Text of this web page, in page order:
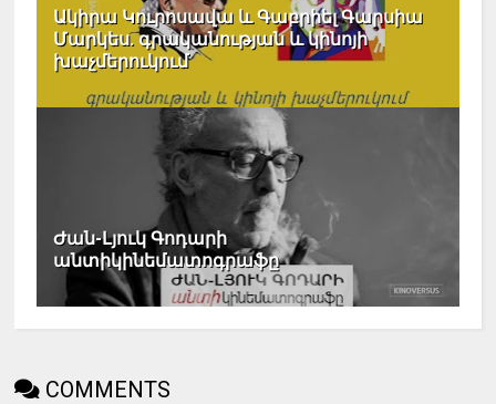
Ակիրա Կուրոսավա և Գաբրիել Գարսիա
Մարկես. գրականության և կինոյի
խաչմերուկում
Ժան-Լյուկ Գոդարի
անտիկինեմատոգրաֆը
COMMENTS